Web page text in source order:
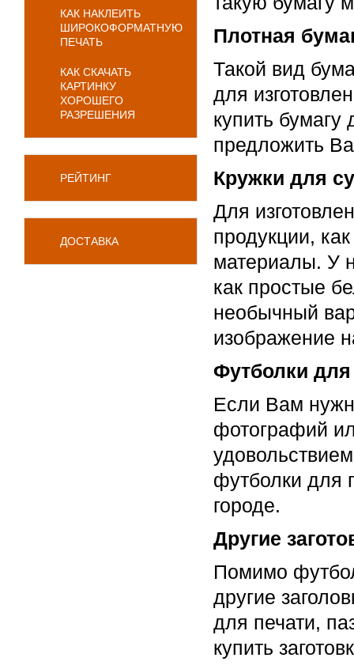
КАК НАКЛЕИТЬ
ШИРОКОФОРМАТНУЮ
ПЕЧАТЬ
КАК СКАЧАТЬ
КАРТИНКУ
ХОРОШЕГО
РАЗРЕШЕНИЯ
РЕЙТИНГ
ДОСТАВКА
Плотная
Такой вид
для
купить
предложить
Кружки для
Для
продукции,
материалы. У
как простые
необычный
изображение
Футболки
Если Вам
фотографий
футболки для
городе.
Другие
Помимо
другие
для печати,
купить